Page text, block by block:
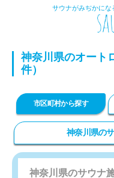
サウナがみぢかにな
神奈川県のオート
件）
市区町村から探す
神奈川県の